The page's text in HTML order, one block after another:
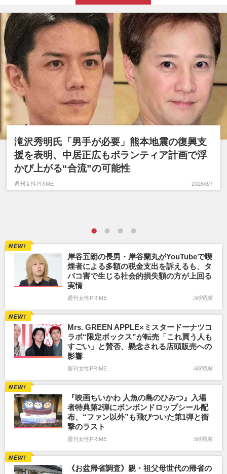
滝沢秀明氏「男手が必要」熊本地震の復興支
援を表明、中居正広もボランティア計画で浮
かび上がる“合流”の可能性
週刊女性PRIME 2026/8/7
岸谷五朗の長男・岸谷蘭丸がYouTubeで喫
煙者による多額の税金支出を訴えるも、タ
バコ害で生じる社会的損失額の方が上回る
実情
週刊女性PRIME 3時間前
Mrs. GREEN APPLE×ミスタードーナツコ
ラボ“限定ボックス”が転売「これ買う人も
すごい」と賛否、懸念される店頭販売への
影響
週刊女性PRIME 4時間前
『映画ちいかわ 人魚の島のひみつ』入場
者特典第2弾にボンボンドロップシール配
布、“ファン以外”も飛びついた第1弾と衝
撃のラスト
週刊女性PRIME 5時間前
《お盆帰省調査》親・祖父母世代の帰省の